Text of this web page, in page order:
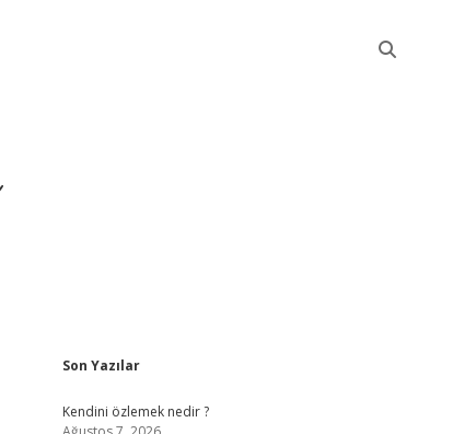
Sidebar
Son Yazılar
Kendini özlemek nedir ?